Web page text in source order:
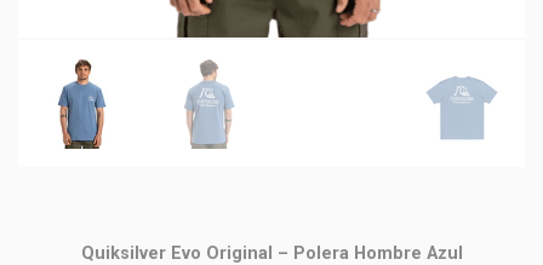
Quiksilver Evo Original – Polera Hombre Azul